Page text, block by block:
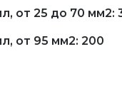
от 25 до 70 мм2:
от 95 мм2: 200